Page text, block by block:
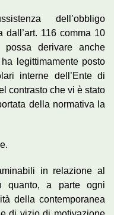
dell’obbligo
dall’art. 116 comma 10
derivare anche
ha legittimamente posto
interne dell’Ente di
contrasto che vi è stato
della normativa la
in relazione al
quanto, a parte ogni
della contemporanea